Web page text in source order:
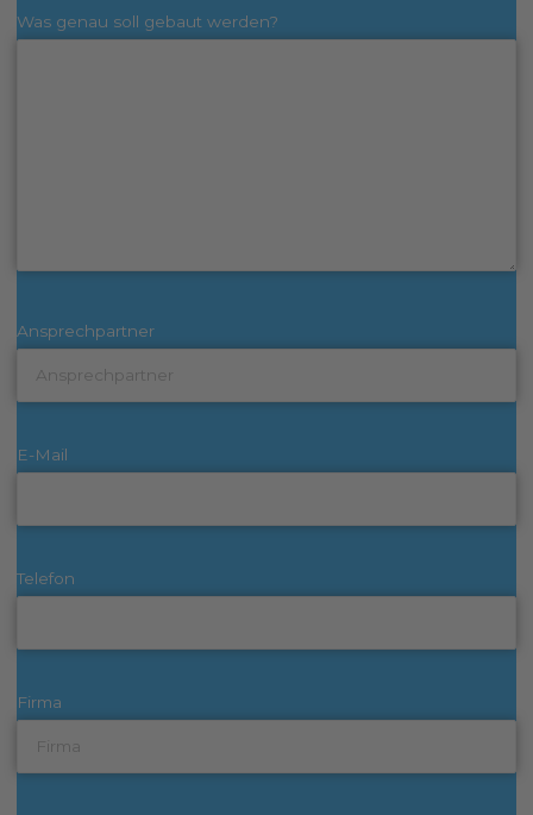
Was genau soll gebaut werden?
Ansprechpartner
E-Mail
Telefon
Firma